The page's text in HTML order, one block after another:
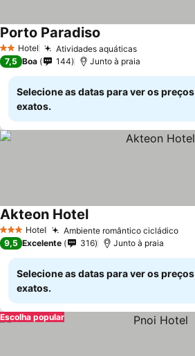
2 Estrelas
Hotel Atividades aquáticas
Porto Paradiso
7,5 Boa 144 Junto à praia
Selecione as datas para ver os preços
exatos.
3 EstrelasHotel Ambiente romântico cicládico
Akteon Hotel
9,5 Excelente 316 Junto à praia
Selecione as datas para ver os preços
exatos.
Escolha popular